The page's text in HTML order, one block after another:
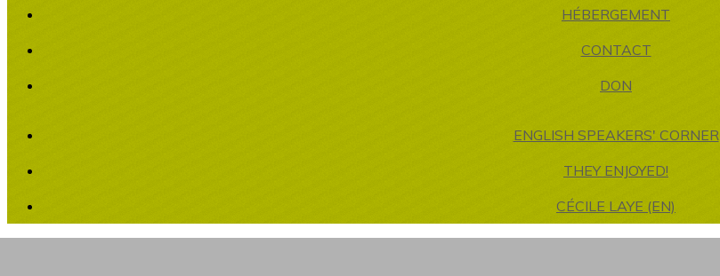
HÉBERGEMENT
CONTACT
DON
ENGLISH SPEAKERS' CORNER
THEY ENJOYED!
CÉCILE LAYE (EN)